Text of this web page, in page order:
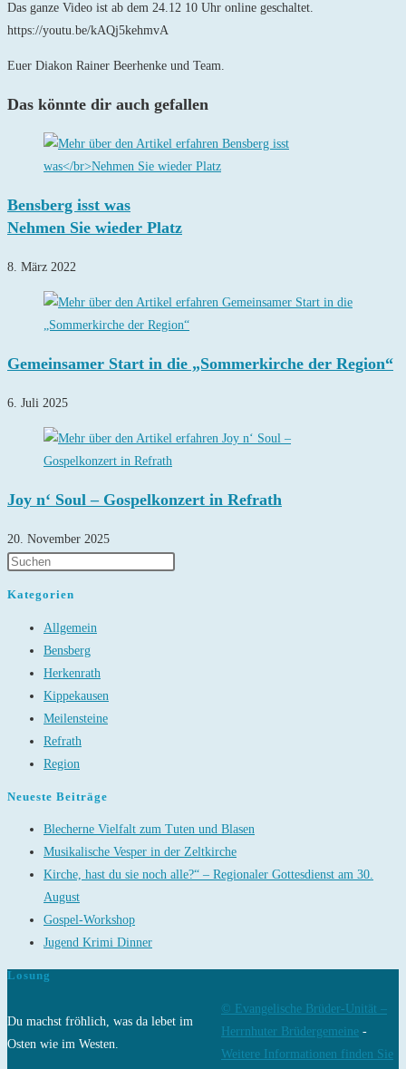
Das ganze Video ist ab dem 24.12 10 Uhr online geschaltet.
https://youtu.be/kAQj5kehmvA
Euer Diakon Rainer Beerhenke und Team.
Das könnte dir auch gefallen
Bensberg isst was
Nehmen Sie wieder Platz
8. März 2022
Gemeinsamer Start in die „Sommerkirche der Region“
6. Juli 2025
Joy n‘ Soul – Gospelkonzert in Refrath
20. November 2025
Kategorien
Allgemein
Bensberg
Herkenrath
Kippekausen
Meilensteine
Refrath
Region
Neueste Beiträge
Blecherne Vielfalt zum Tuten und Blasen
Musikalische Vesper in der Zeltkirche
Kirche, hast du sie noch alle?“ – Regionaler Gottesdienst am 30.
August
Gospel-Workshop
Jugend Krimi Dinner
Losung
Du machst fröhlich, was da lebet im
Osten wie im Westen.
© Evangelische Brüder-Unität –
Herrnhuter Brüdergemeine -
Weitere Informationen finden Sie